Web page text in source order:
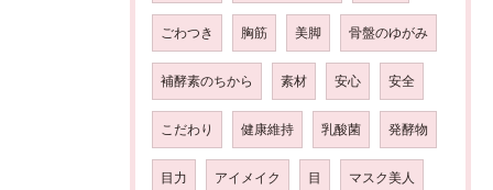
ごわつき 胸筋 美脚 骨盤のゆがみ
補酵素のちから 素材 安心 安全
こだわり 健康維持 乳酸菌 発酵物
目力 アイメイク 目 マスク美人